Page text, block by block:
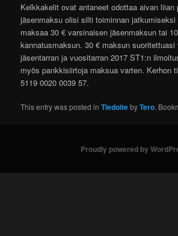
Kelkkakelit ovat antaneet odottaa aivan liian
jäsenmaksu olisi silti toiminnan
maksaa 30 € varsinaisen jäsenmaksun tai
kannatusmaksun. 30 € maksun suoritettuasi
jäsentarran ja vuositarran 2017 ST1:n
myös pankkisiirtoja maksua varten. Kerhon
5119 0020 0039 57.
This entry was posted inTiedoitebyTero.
Proudly powered by